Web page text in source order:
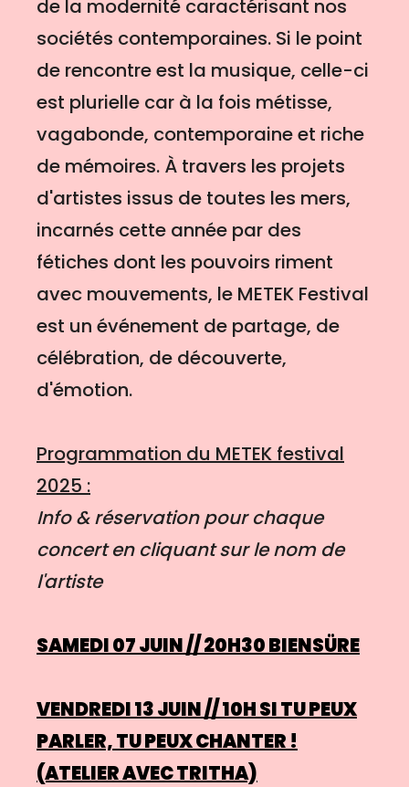
de la modernité caractérisant nos
sociétés contemporaines. Si le point
de rencontre est la musique, celle-ci
est plurielle car à la fois métisse,
vagabonde, contemporaine et riche
de mémoires. À travers les projets
d'artistes issus de toutes les mers,
incarnés cette année par des
fétiches dont les pouvoirs riment
avec mouvements, le METEK Festival
est un événement de partage, de
célébration, de découverte,
d'émotion.
Programmation du METEK festival
2025 :
Info & réservation pour chaque
concert en cliquant sur le nom de
l'artiste
SAMEDI 07 JUIN// 20H30BIENSÜRE
VENDREDI 13 JUIN// 10HSI TU PEUX
PARLER, TU PEUX CHANTER !
(ATELIER AVEC TRITHA)